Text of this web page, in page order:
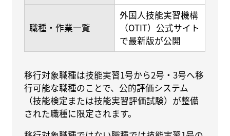
職種・作業一覧
外国人技能実習機構
（OTIT）公式サイト
で最新版が公開
移行対象職種は技能実習1号から2号・3号へ移
行可能な職種のことで、公的評価システム
（技能検定または技能実習評価試験）が整備
された職種に限定されます。